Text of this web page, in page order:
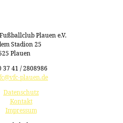
Plauen e.V.
Stadion 25
Plauen
37 41 / 2808986
plauen.de
Datenschutz
Kontakt
Impressum